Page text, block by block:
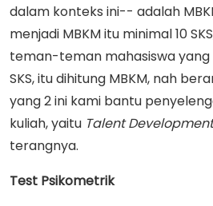
dalam konteks ini-- adalah
menjadi MBKM itu minimal 10
teman-teman mahasiswa yang
SKS, itu dihitung MBKM, nah
yang 2 ini kami bantu
kuliah, yaitu Talent
terangnya.
Test Psikometrik